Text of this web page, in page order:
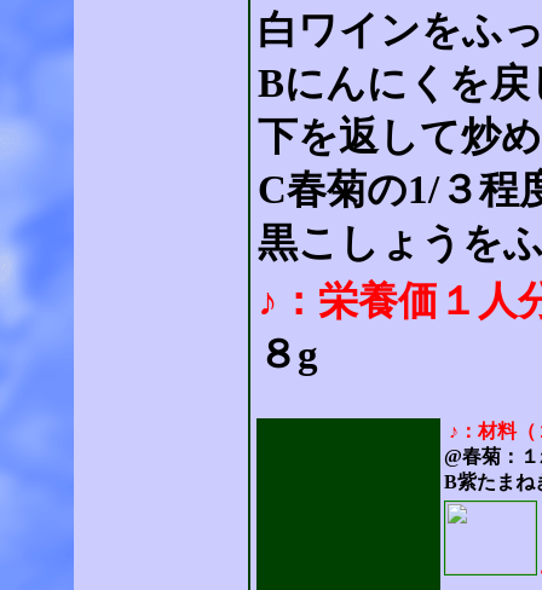
白ワインをふ
Bにんにくを
下を返して炒
C春菊の1/３程
黒こしょうを
♪：栄養価１人
８g
♪：材料（
@春菊：
B紫たまね